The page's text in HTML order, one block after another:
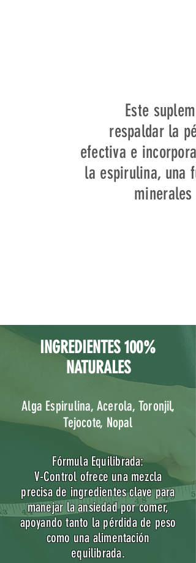
Este
respaldar la
efectiva e
la espirulina, una
INGREDIENTES 100%
NATURALES
Alga Espirulina, Acerola, Toronjil,
Tejocote, Nopal
Fórmula Equilibrada:
V-Control ofrece una mezcla
precisa de ingredientes clave para
manejar la ansiedad por comer,
apoyando tanto la pérdida de peso
como una alimentación
equilibrada.